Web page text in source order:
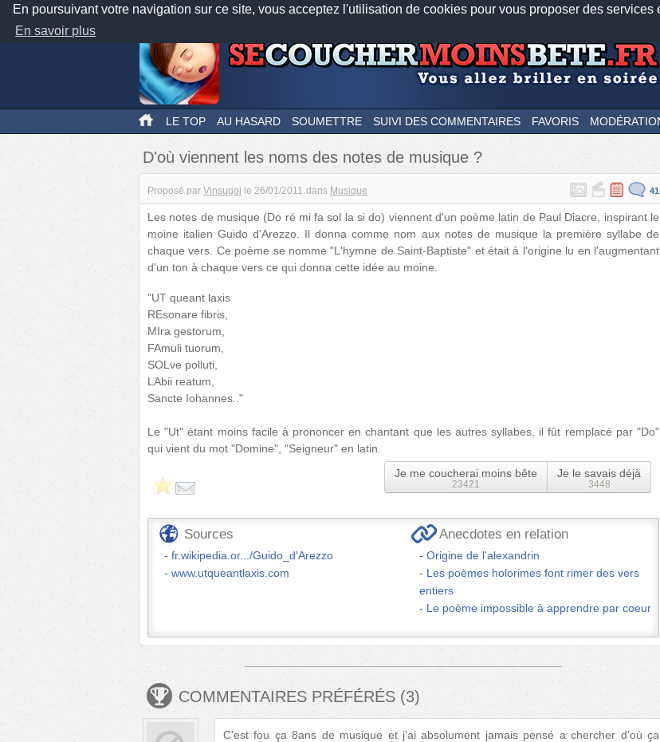
En poursuivant votre navigation sur ce site, vous acceptez l'utilisation de cookies pour vous proposer des services
En savoir plus
Nos applications mobiles Newsletter
LE TOP AU HASARD SOUMETTRE SUIVI DES COMMENTAIRES FAVORIS
D'où viennent les noms des notes de musique ?
Proposé par Vinsugoi le 26/01/2011 dans Musique 41
Les notes de musique (Do ré mi fa sol la si do) viennent d'un poème latin de Paul Diacre, inspirant le
moine italien Guido d'Arezzo. Il donna comme nom aux notes de musique la première syllabe de
chaque vers. Ce poème se nomme "L'hymne de Saint-Baptiste" et était à l'origine lu en l'augmentant
d'un ton à chaque vers ce qui donna cette idée au moine.
"UT queant laxis
REsonare fibris,
MIra gestorum,
FAmuli tuorum,
SOLve polluti,
LAbii reatum,
Sancte Iohannes.."
Le "Ut" étant moins facile à prononcer en chantant que les autres syllabes, il fût remplacé par "Do"
qui vient du mot "Domine", "Seigneur" en latin.
Je me coucherai moins bête
23421
Je le savais déjà
3448
Sources
fr.wikipedia.or.../Guido_d'Arezzo
www.utqueantlaxis.com
Anecdotes en relation
Origine de l'alexandrin
Les poèmes holorimes font rimer des vers
entiers
Le poème impossible à apprendre par coeur
COMMENTAIRES PRÉFÉRÉS (3)
C'est fou ça 8ans de musique et j'ai absolument jamais pensé a chercher d'où ça